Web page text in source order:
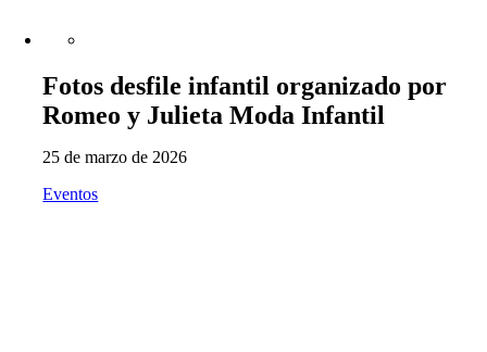
Fotos desfile infantil organizado por
Romeo y Julieta Moda Infantil
25 de marzo de 2026
Eventos